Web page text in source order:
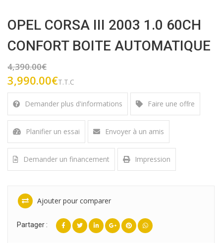
OPEL CORSA III 2003 1.0 60CH
CONFORT BOITE AUTOMATIQUE
4,390.00€
3,990.00€T.T.C
Demander plus d'informations Faire une offre
Planifier un essai Envoyer à un amis
Demander un financement Impression
Ajouter pour comparer
Partager :